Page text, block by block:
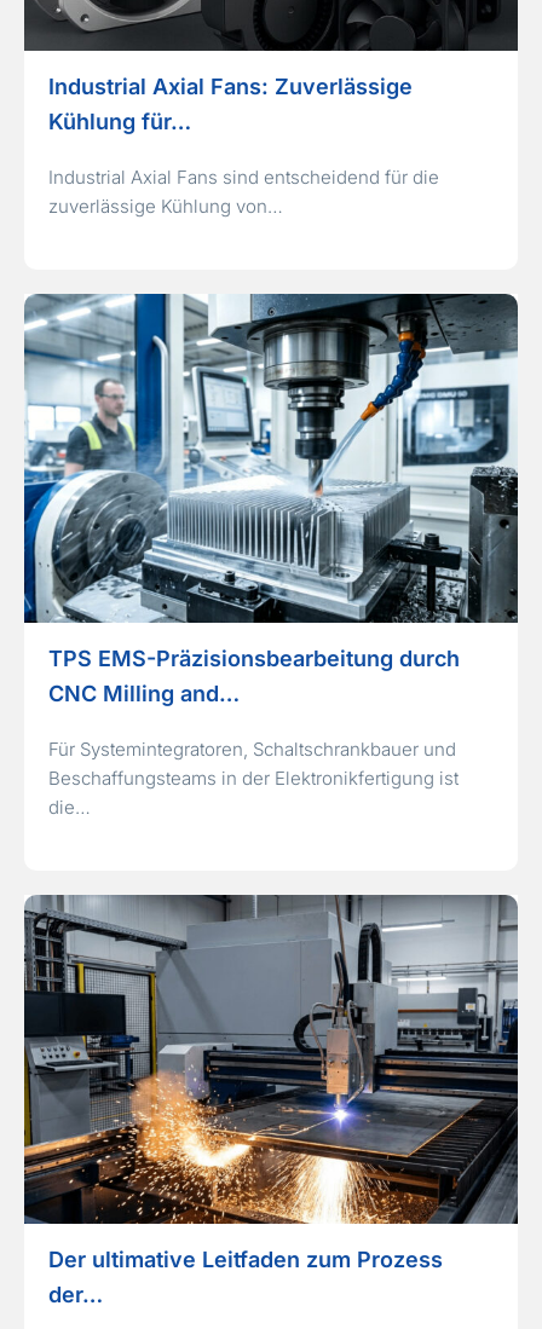
Industrial Axial Fans: Zuverlässige
Kühlung für…
Industrial Axial Fans sind entscheidend für die
zuverlässige Kühlung von…
TPS EMS-Präzisionsbearbeitung durch
CNC Milling and…
Für Systemintegratoren, Schaltschrankbauer und
Beschaffungsteams in der Elektronikfertigung ist
die…
Der ultimative Leitfaden zum Prozess
der…